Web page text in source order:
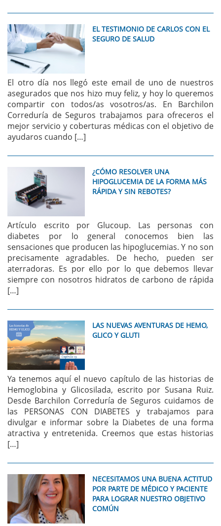
EL TESTIMONIO DE CARLOS CON EL
SEGURO DE SALUD
El otro día nos llegó este email de uno de nuestros
asegurados que nos hizo muy feliz, y hoy lo queremos
compartir con todos/as vosotros/as. En Barchilon
Correduría de Seguros trabajamos para ofreceros el
mejor servicio y coberturas médicas con el objetivo de
ayudaros cuando […]
¿CÓMO RESOLVER UNA
HIPOGLUCEMIA DE LA FORMA MÁS
RÁPIDA Y SIN REBOTES?
Artículo escrito por Glucoup. Las personas con
diabetes por lo general conocemos bien las
sensaciones que producen las hipoglucemias. Y no son
precisamente agradables. De hecho, pueden ser
aterradoras. Es por ello por lo que debemos llevar
siempre con nosotros hidratos de carbono de rápida
[…]
LAS NUEVAS AVENTURAS DE HEMO,
GLICO Y GLUTI
Ya tenemos aquí el nuevo capítulo de las historias de
Hemoglobina y Glicosilada, escrito por Susana Ruiz.
Desde Barchilon Correduría de Seguros cuidamos de
las PERSONAS CON DIABETES y trabajamos para
divulgar e informar sobre la Diabetes de una forma
atractiva y entretenida. Creemos que estas historias
[…]
NECESITAMOS UNA BUENA ACTITUD
POR PARTE DE MÉDICO Y PACIENTE
PARA LOGRAR NUESTRO OBJETIVO
COMÚN